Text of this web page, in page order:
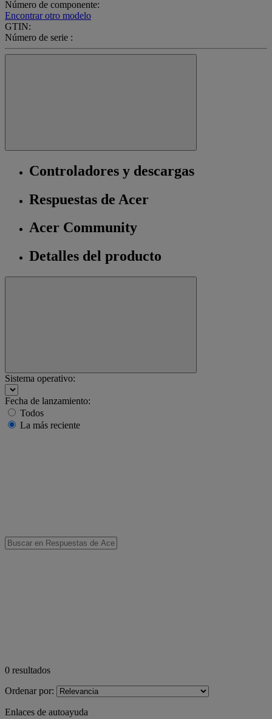
Número de componente:
Encontrar otro modelo
GTIN:
Número de serie :
Controladores y descargas
Respuestas de Acer
Acer Community
Detalles del producto
Sistema operativo:
Fecha de lanzamiento:
Todos
La más reciente
0 resultados
Ordenar por:
Enlaces de autoayuda